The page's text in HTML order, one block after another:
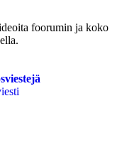
foorumin ja koko